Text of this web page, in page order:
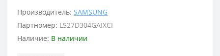
Производитель: SAMSUNG
Партномер: LS27D304GAIXCI
Наличие: В наличии